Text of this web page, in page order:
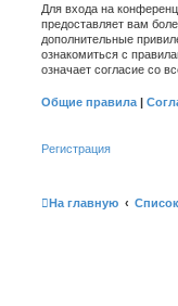
Для входа на
предоставляет вам
дополнительные
ознакомиться с
означает согласие со
Общие правила |
Регистрация
На главную